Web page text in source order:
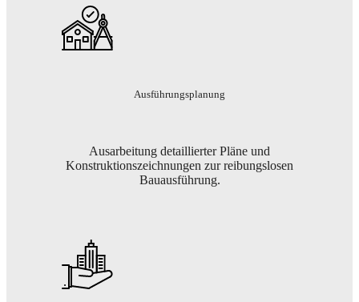
Ausführungsplanung
Ausarbeitung detaillierter Pläne und
Konstruktionszeichnungen zur reibungslosen
Bauausführung.